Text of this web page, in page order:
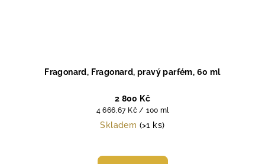
Fragonard, Fragonard, pravý parfém, 60 ml
2 800 Kč
Měrná
cena:
4 666,67 Kč / 100 ml
Skladem (>1 ks)